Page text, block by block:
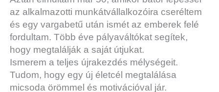
az alkalmazotti munkátvállalkozóira cseréltem
és egy vargabetű után ismét az emberek felé
fordultam. Több éve pályaváltókat segítek,
hogy megtalálják a saját útjukat.
Ismerem a teljes újrakezdés mélységeit.
Tudom, hogy egy új életcél megtalálása
micsoda örömmel és motivációval jár.